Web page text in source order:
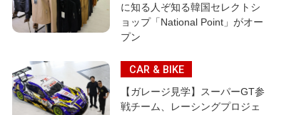
に知る人ぞ知る韓国セレクトシ
ョップ「National Point」がオー
プン
CAR & BIKE
【ガレージ見学】スーパーGT参
戦チーム、レーシングプロジェ